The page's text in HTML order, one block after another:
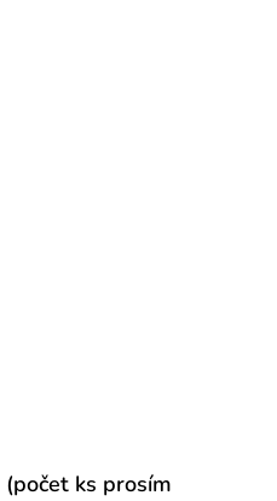
(počet ks prosím